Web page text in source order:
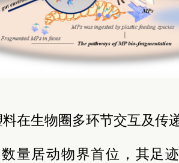
在生物圈多环节交互及传
量居动物界首位，其足